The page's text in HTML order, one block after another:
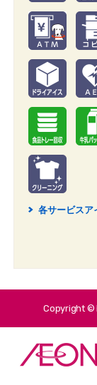
2 各サービスア
Copyright ©